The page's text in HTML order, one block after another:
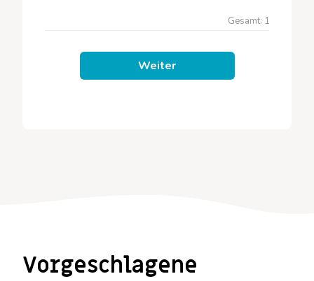
Gesamt: 1
Weiter
Vorgeschlagene